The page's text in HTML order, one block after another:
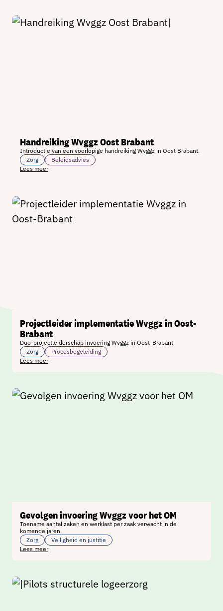
Handreiking Wvggz Oost Brabant
Introductie van een voorlopige handreiking Wvggz in Oost Brabant.
Zorg
Beleidsadvies
Lees meer
Projectleider implementatie Wvggz in Oost-
Brabant
Duo-projectleiderschap invoering Wvggz in Oost-Brabant
Zorg
Procesbegeleiding
Lees meer
Gevolgen invoering Wvggz voor het OM
Toename aantal zaken en werklast per zaak verwacht in de
komende jaren.
Zorg
Veiligheid en justitie
Lees meer